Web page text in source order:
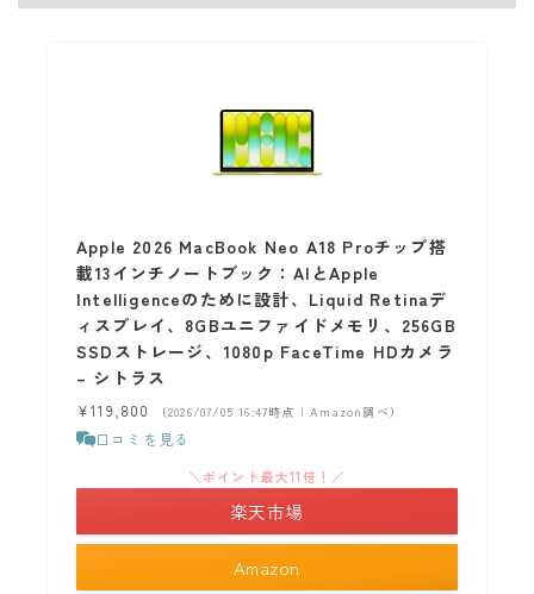
Apple 2026 MacBook Neo A18 Proチップ搭
載13インチノートブック：AIとApple
Intelligenceのために設計、Liquid Retinaデ
ィスプレイ、8GBユニファイドメモリ、256GB
SSDストレージ、1080p FaceTime HDカメラ
– シトラス
¥119,800 （2026/07/05 16:47時点 | Amazon調べ）
口コミを見る
Amazon
＼ポイント最大11倍！／
楽天市場